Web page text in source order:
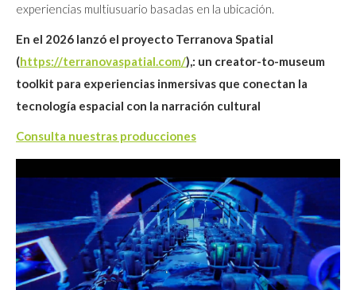
experiencias multiusuario basadas en la ubicación.
En el 2026 lanzó el proyecto Terranova Spatial
(https://terranovaspatial.com/),: un creator-to-museum
toolkit para experiencias inmersivas que conectan la
tecnología espacial con la narración cultural
Consulta nuestras producciones